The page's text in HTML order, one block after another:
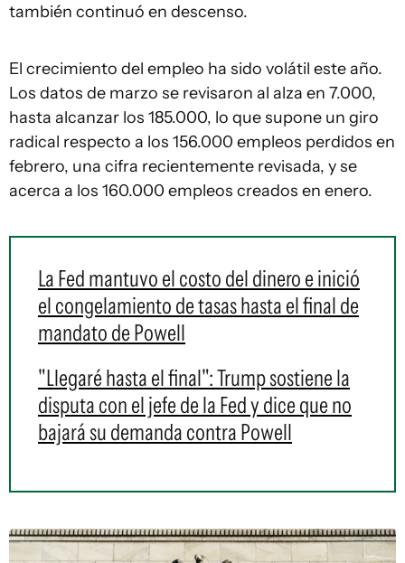
también continuó en descenso.
El crecimiento del empleo ha sido volátil este año.
Los datos de marzo se revisaron al alza en 7.000,
hasta alcanzar los 185.000, lo que supone un giro
radical respecto a los 156.000 empleos perdidos en
febrero, una cifra recientemente revisada, y se
acerca a los 160.000 empleos creados en enero.
La Fed mantuvo el costo del dinero e inició
el congelamiento de tasas hasta el final de
mandato de Powell
"Llegaré hasta el final": Trump sostiene la
disputa con el jefe de la Fed y dice que no
bajará su demanda contra Powell